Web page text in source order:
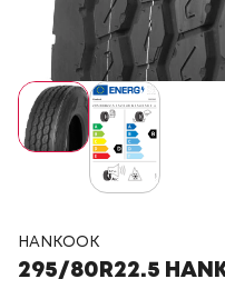
HANKOOK
295/80R22.5